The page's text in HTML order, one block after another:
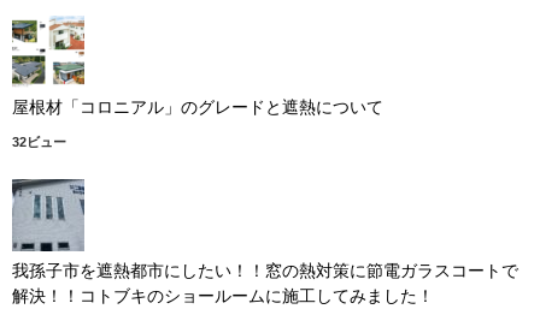
屋根材「コロニアル」のグレードと遮熱について
32ビュー
我孫子市を遮熱都市にしたい！！窓の熱対策に節電ガラスコートで
解決！！コトブキのショールームに施工してみました！